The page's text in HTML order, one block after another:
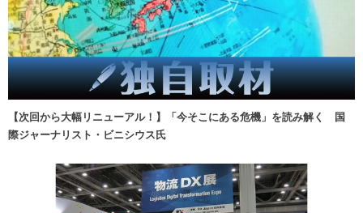
【次回から大幅リニューアル！】「今そこにある危機」を読み解く 国
際ジャーナリスト・ビニシウス氏